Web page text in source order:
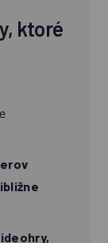
ktoré